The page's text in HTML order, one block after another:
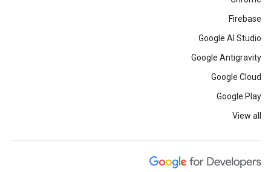
Firebase
Google AI Studio
Google Antigravity
Google Cloud
Google Play
View all